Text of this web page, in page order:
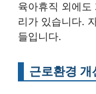
육아휴직 외에도
리가 있습니다.
들입니다.
근로환경 개